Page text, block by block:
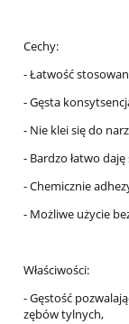
Cechy:
- Łatwość
- Gęsta
- Nie klei się do
- Bardzo łatwo
- Chemicznie
- Możliwe użycie
Właściwości:
- Gęstość
zębów tylnych,